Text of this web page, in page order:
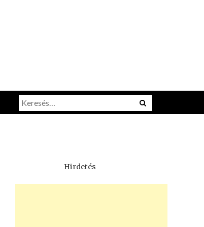
Menu
Keresés:
Hirdetés